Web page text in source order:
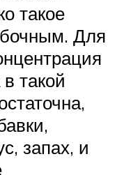
такое
Для
такой
запах, и